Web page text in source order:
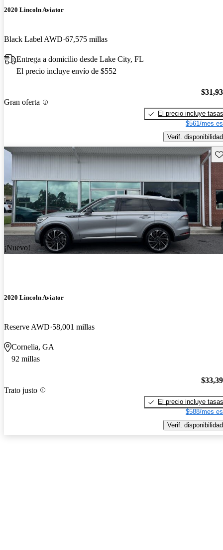
2020 Lincoln Aviator
Black Label AWD 67,575 millas
Entrega a domicilio desde Lake City, FL
El precio incluye envío de $552
Gran oferta
El precio incluye tasas
$561/mes
Verif. disponibilidad
¡Nuevo!
2020 Lincoln Aviator
Reserve AWD 58,001 millas
Cornelia, GA
92 millas
Trato justo
El precio incluye tasas
$588/mes
Verif. disponibilidad